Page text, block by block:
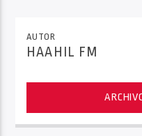
AUTOR
HAAHIL FM